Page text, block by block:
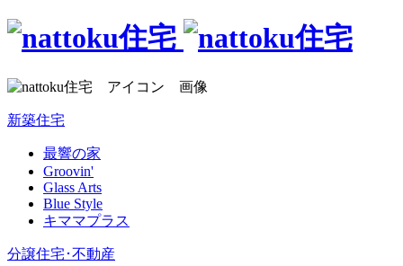
新築住宅
最響の家
Groovin'
Glass Arts
Blue Style
キママプラス
分譲住宅･不動産